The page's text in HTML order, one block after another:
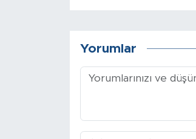
Yorumlar